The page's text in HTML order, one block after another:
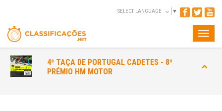
Toggle
SELECT LANGUAGE ▼
4ª TAÇA DE PORTUGAL CADETES - 8º
PRÉMIO HM MOTOR